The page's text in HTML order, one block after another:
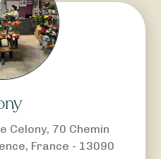
Celony, 70 Chemin
France - 13090